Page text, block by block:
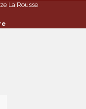
La Rousse